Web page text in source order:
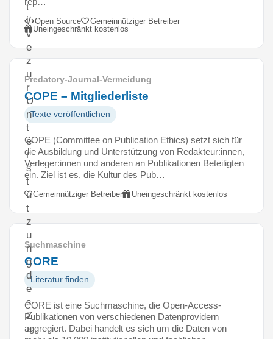
t
i
v
e
z
u
r
U
n
t
e
r
s
t
ü
t
z
u
n
g
d
e
s
Z
u
Open Source
Gemeinnütziger Betreiber
Uneingeschränkt kostenlos
Predatory-Journal-Vermeidung
COPE – Mitgliederliste
Texte veröffentlichen
COPE (Committee on Publication Ethics) setzt sich für
die Ausbildung und Unterstützung von Redakteur:innen,
Verleger:innen und anderen an Publikationen Beteiligten
ein. Ziel ist es, die Kultur des Pub…
Gemeinnütziger Betreiber Uneingeschränkt kostenlos
Suchmaschine
CORE
Literatur finden
CORE ist eine Suchmaschine, die Open-Access-
Publikationen von verschiedenen Datenprovidern
aggregiert. Dabei handelt es sich um die Daten von